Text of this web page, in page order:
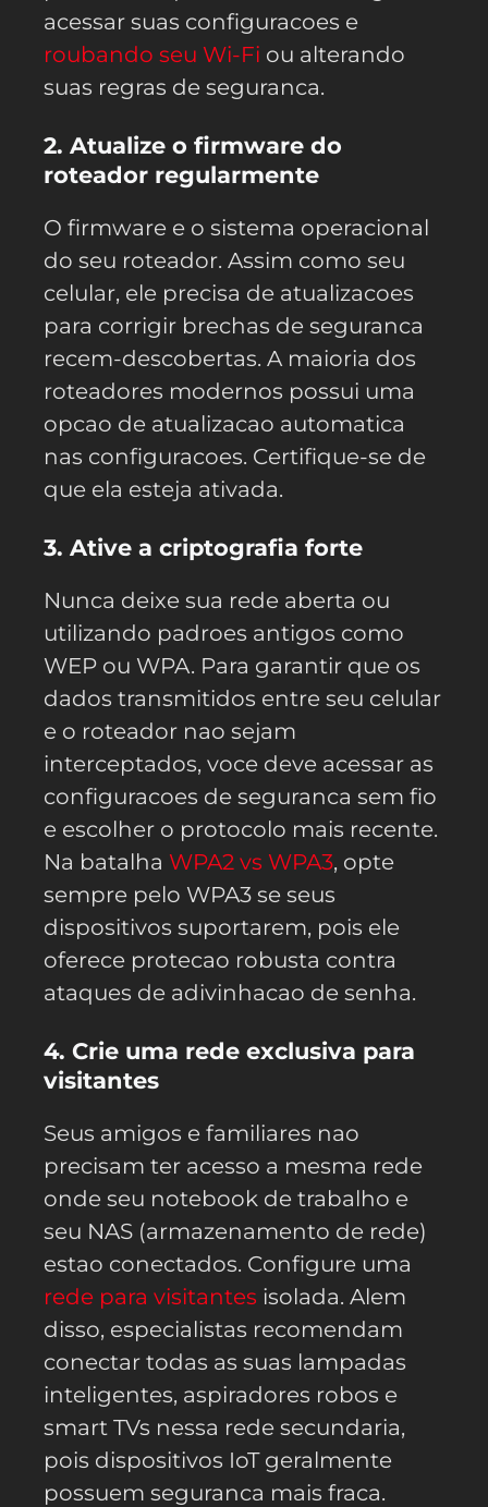
acessar suas configuracoes e
roubando seu Wi-Fi ou alterando
suas regras de seguranca.
2. Atualize o firmware do
roteador regularmente
O firmware e o sistema operacional
do seu roteador. Assim como seu
celular, ele precisa de atualizacoes
para corrigir brechas de seguranca
recem-descobertas. A maioria dos
roteadores modernos possui uma
opcao de atualizacao automatica
nas configuracoes. Certifique-se de
que ela esteja ativada.
3. Ative a criptografia forte
Nunca deixe sua rede aberta ou
utilizando padroes antigos como
WEP ou WPA. Para garantir que os
dados transmitidos entre seu celular
e o roteador nao sejam
interceptados, voce deve acessar as
configuracoes de seguranca sem fio
e escolher o protocolo mais recente.
Na batalha WPA2 vs WPA3, opte
sempre pelo WPA3 se seus
dispositivos suportarem, pois ele
oferece protecao robusta contra
ataques de adivinhacao de senha.
4. Crie uma rede exclusiva para
visitantes
Seus amigos e familiares nao
precisam ter acesso a mesma rede
onde seu notebook de trabalho e
seu NAS (armazenamento de rede)
estao conectados. Configure uma
rede para visitantes isolada. Alem
disso, especialistas recomendam
conectar todas as suas lampadas
inteligentes, aspiradores robos e
smart TVs nessa rede secundaria,
pois dispositivos IoT geralmente
possuem seguranca mais fraca.